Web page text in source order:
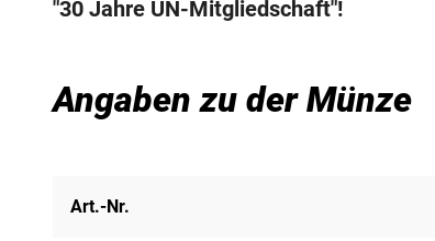
"30 Jahre UN-Mitgliedschaft"!
Angaben zu der Münze
Art.-Nr.